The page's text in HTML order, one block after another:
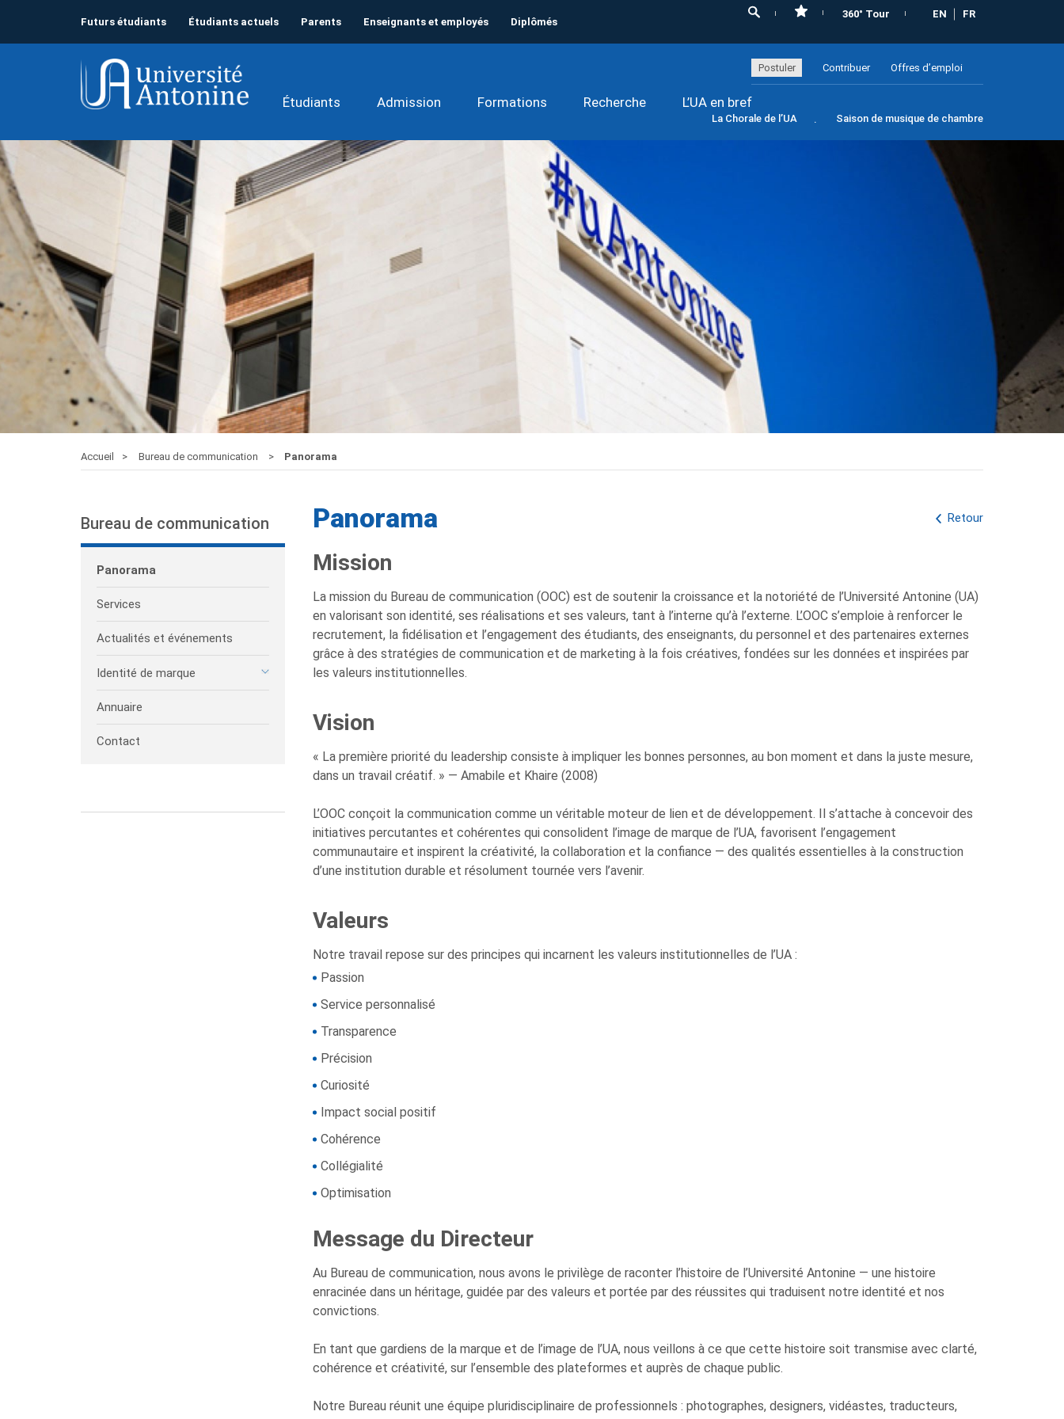
Futurs étudiants Étudiants actuels Parents Enseignants et employés Diplômés
360° Tour EN FR
Postuler Contribuer Offres d’emploi
Étudiants Admission Formations Recherche L’UA en bref
La Chorale de l’UA Saison de musique de chambre
Accueil Bureau de communication Panorama
Bureau de communication
Panorama
Services
Actualités et événements
Identité de marque
Annuaire
Contact
Retour
Panorama
Mission
La mission du Bureau de communication (OOC) est de soutenir la croissance et la notoriété de l’Université Antonine (UA)
en valorisant son identité, ses réalisations et ses valeurs, tant à l’interne qu’à l’externe. L’OOC s’emploie à renforcer le
recrutement, la fidélisation et l’engagement des étudiants, des enseignants, du personnel et des partenaires externes
grâce à des stratégies de communication et de marketing à la fois créatives, fondées sur les données et inspirées par
les valeurs institutionnelles.
Vision
« La première priorité du leadership consiste à impliquer les bonnes personnes, au bon moment et dans la juste mesure,
dans un travail créatif. » — Amabile et Khaire (2008)
L’OOC conçoit la communication comme un véritable moteur de lien et de développement. Il s’attache à concevoir des
initiatives percutantes et cohérentes qui consolident l’image de marque de l’UA, favorisent l’engagement
communautaire et inspirent la créativité, la collaboration et la confiance — des qualités essentielles à la construction
d’une institution durable et résolument tournée vers l’avenir.
Valeurs
Notre travail repose sur des principes qui incarnent les valeurs institutionnelles de l’UA :
Passion
Service personnalisé
Transparence
Précision
Curiosité
Impact social positif
Cohérence
Collégialité
Optimisation
Message du Directeur
Au Bureau de communication, nous avons le privilège de raconter l’histoire de l’Université Antonine — une histoire
enracinée dans un héritage, guidée par des valeurs et portée par des réussites qui traduisent notre identité et nos
convictions.
En tant que gardiens de la marque et de l’image de l’UA, nous veillons à ce que cette histoire soit transmise avec clarté,
cohérence et créativité, sur l’ensemble des plateformes et auprès de chaque public.
Notre Bureau réunit une équipe pluridisciplinaire de professionnels : photographes, designers, vidéastes, traducteurs,